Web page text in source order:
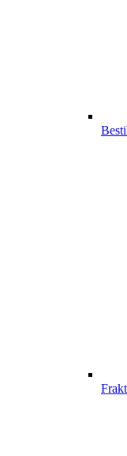
Frakt